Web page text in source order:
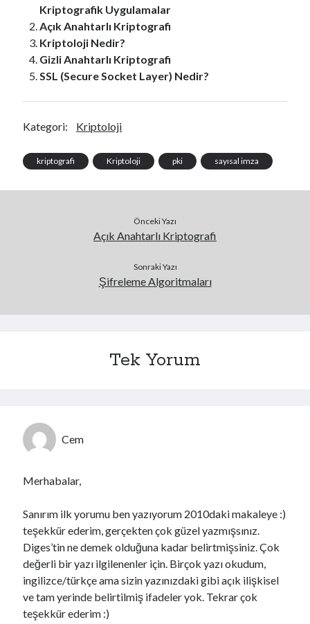
Kriptografik Uygulamalar
Açık Anahtarlı Kriptografi
Kriptoloji Nedir?
Gizli Anahtarlı Kriptografi
SSL (Secure Socket Layer) Nedir?
Kategori: Kriptoloji
kriptografi Kriptoloji pki sayısal imza
Önceki Yazı
Açık Anahtarlı Kriptografi
Sonraki Yazı
Şifreleme Algoritmaları
Tek Yorum
Cem
Merhabalar,
Sanırım ilk yorumu ben yazıyorum 2010daki makaleye :)
teşekkür ederim, gerçekten çok güzel yazmışsınız.
Diges’tin ne demek olduğuna kadar belirtmişsiniz. Çok
değerli bir yazı ilgilenenler için. Birçok yazı okudum,
ingilizce/türkçe ama sizin yazınızdaki gibi açık ilişkisel
ve tam yerinde belirtilmiş ifadeler yok. Tekrar çok
teşekkür ederim :)